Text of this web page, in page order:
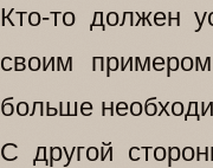
Кто-то должен
своим
больше
С другой